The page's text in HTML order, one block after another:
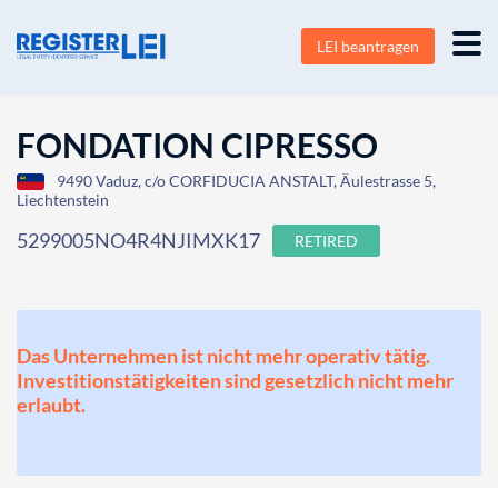
LEI beantragen
FONDATION CIPRESSO
9490 Vaduz, c/o CORFIDUCIA ANSTALT, Äulestrasse 5,
Liechtenstein
5299005NO4R4NJIMXK17 RETIRED
Das Unternehmen ist nicht mehr operativ tätig.
Investitionstätigkeiten sind gesetzlich nicht mehr
erlaubt.